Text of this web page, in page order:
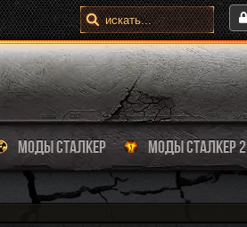
МОДЫ СТАЛКЕР МОДЫ СТАЛКЕР 2